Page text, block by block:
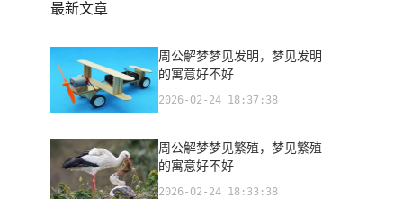
最新文章
周公解梦梦见发明，梦见发明
的寓意好不好
2026-02-24 18:37:38
周公解梦梦见繁殖，梦见繁殖
的寓意好不好
2026-02-24 18:33:38